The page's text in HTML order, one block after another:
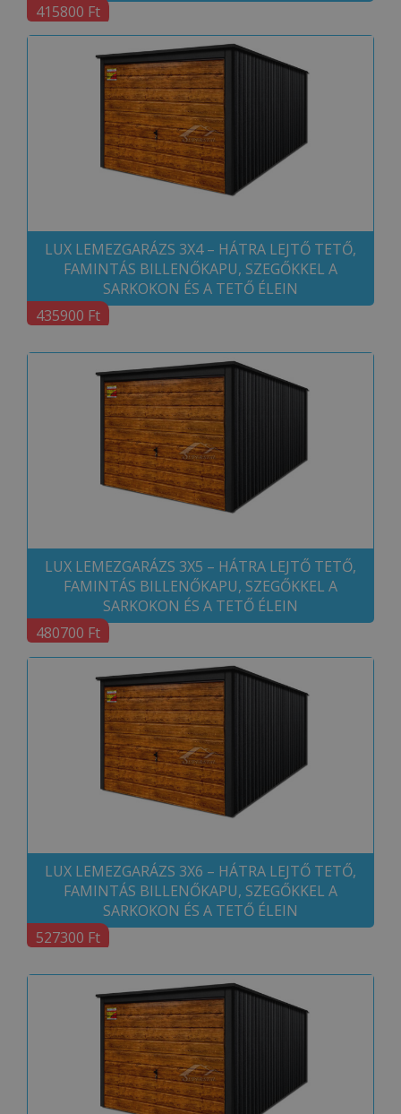
415800 Ft
LUX LEMEZGARÁZS 3X4 – HÁTRA LEJTŐ TETŐ,
FAMINTÁS BILLENŐKAPU, SZEGŐKKEL A
SARKOKON ÉS A TETŐ ÉLEIN
435900 Ft
LUX LEMEZGARÁZS 3X5 – HÁTRA LEJTŐ TETŐ,
FAMINTÁS BILLENŐKAPU, SZEGŐKKEL A
SARKOKON ÉS A TETŐ ÉLEIN
480700 Ft
LUX LEMEZGARÁZS 3X6 – HÁTRA LEJTŐ TETŐ,
FAMINTÁS BILLENŐKAPU, SZEGŐKKEL A
SARKOKON ÉS A TETŐ ÉLEIN
527300 Ft